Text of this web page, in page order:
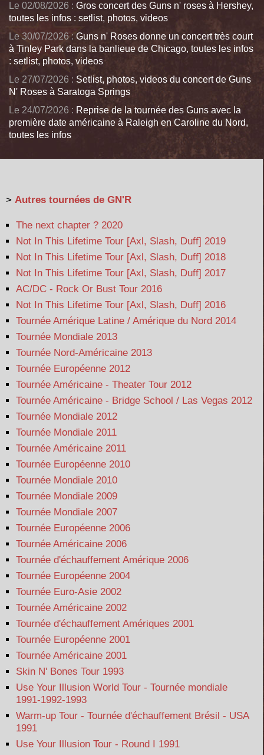
Le 02/08/2026 : Gros concert des Guns n' roses à Hershey,
toutes les infos : setlist, photos, videos
Le 30/07/2026 : Guns n' Roses donne un concert très court
à Tinley Park dans la banlieue de Chicago, toutes les infos
: setlist, photos, videos
Le 27/07/2026 : Setlist, photos, videos du concert de Guns
N' Roses à Saratoga Springs
Le 24/07/2026 : Reprise de la tournée des Guns avec la
première date américaine à Raleigh en Caroline du Nord,
toutes les infos
> Autres tournées de GN'R
The next chapter ? 2020
Not In This Lifetime Tour [Axl, Slash, Duff] 2019
Not In This Lifetime Tour [Axl, Slash, Duff] 2018
Not In This Lifetime Tour [Axl, Slash, Duff] 2017
AC/DC - Rock Or Bust Tour 2016
Not In This Lifetime Tour [Axl, Slash, Duff] 2016
Tournée Amérique Latine / Amérique du Nord 2014
Tournée Mondiale 2013
Tournée Nord-Américaine 2013
Tournée Européenne 2012
Tournée Américaine - Theater Tour 2012
Tournée Américaine - Bridge School / Las Vegas 2012
Tournée Mondiale 2012
Tournée Mondiale 2011
Tournée Américaine 2011
Tournée Européenne 2010
Tournée Mondiale 2010
Tournée Mondiale 2009
Tournée Mondiale 2007
Tournée Européenne 2006
Tournée Américaine 2006
Tournée d'échauffement Amérique 2006
Tournée Européenne 2004
Tournée Euro-Asie 2002
Tournée Américaine 2002
Tournée d'échauffement Amériques 2001
Tournée Européenne 2001
Tournée Américaine 2001
Skin N' Bones Tour 1993
Use Your Illusion World Tour - Tournée mondiale
1991-1992-1993
Warm-up Tour - Tournée d'échauffement Brésil - USA
1991
Use Your Illusion Tour - Round I 1991